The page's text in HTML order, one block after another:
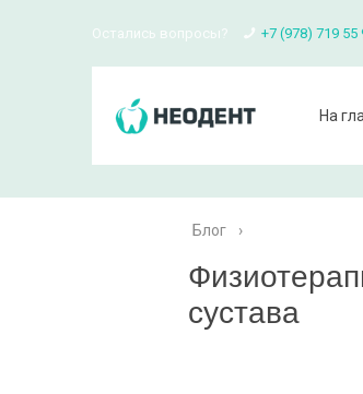
Остались вопросы? +7 (978) 719 55
На
Блог ›
сустава